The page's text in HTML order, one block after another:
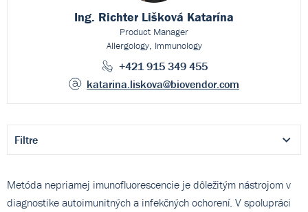
Ing. Richter Lišková Katarína
Product Manager
Allergology, Immunology
+421 915 349 455
katarina.liskova@biovendor.com
Filtre
Metóda nepriamej imunofluorescencie je dôležitým nástrojom v
diagnostike autoimunitných a infekčných ochorení. V spolupráci